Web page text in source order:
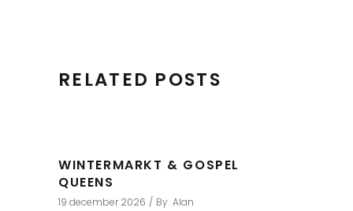
RELATED POSTS
WINTERMARKT & GOSPEL
QUEENS
19 december 2026 By Alan